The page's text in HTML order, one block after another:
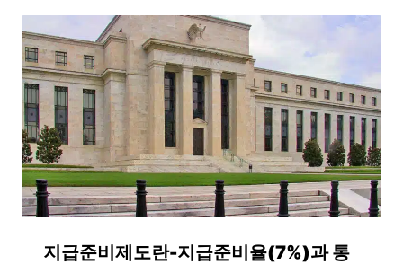
지급준비제도란-지급준비율(7%)과 통